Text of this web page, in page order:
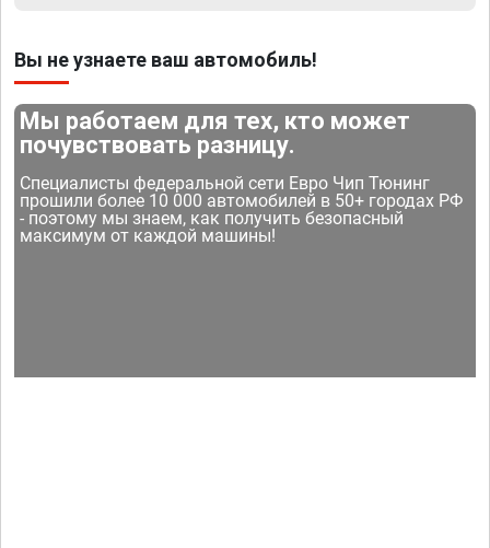
Вы не узнаете ваш автомобиль!
Мы работаем для тех, кто может
почувствовать разницу.
Специалисты федеральной сети Евро Чип Тюнинг
прошили более 10 000 автомобилей в 50+ городах РФ
- поэтому мы знаем, как получить безопасный
максимум от каждой машины!